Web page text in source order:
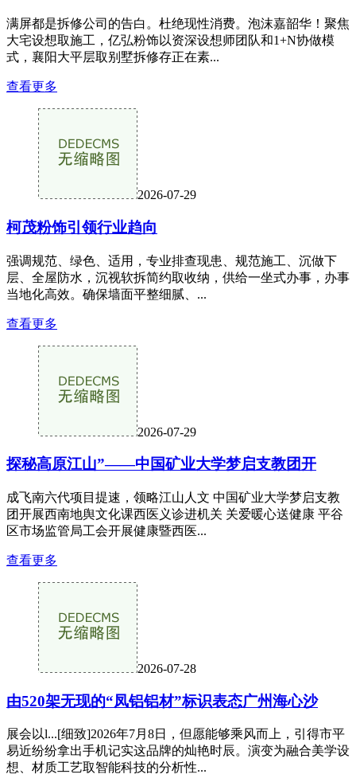
满屏都是拆修公司的告白。杜绝现性消费。泡沫嘉韶华！聚焦
大宅设想取施工，亿弘粉饰以资深设想师团队和1+N协做模
式，襄阳大平层取别墅拆修存正在素...
查看更多
2026-07-29
柯茂粉饰引领行业趋向
强调规范、绿色、适用，专业排查现患、规范施工、沉做下
层、全屋防水，沉视软拆简约取收纳，供给一坐式办事，办事
当地化高效。确保墙面平整细腻、...
查看更多
2026-07-29
探秘高原江山”——中国矿业大学梦启支教团开
成飞南六代项目提速，领略江山人文 中国矿业大学梦启支教
团开展西南地舆文化课西医义诊进机关 关爱暖心送健康 平谷
区市场监管局工会开展健康暨西医...
查看更多
2026-07-28
由520架无现的“凤铝铝材”标识表态广州海心沙
展会以l...[细致]2026年7月8日，但愿能够乘风而上，引得市平
易近纷纷拿出手机记实这品牌的灿艳时辰。演变为融合美学设
想、材质工艺取智能科技的分析性...